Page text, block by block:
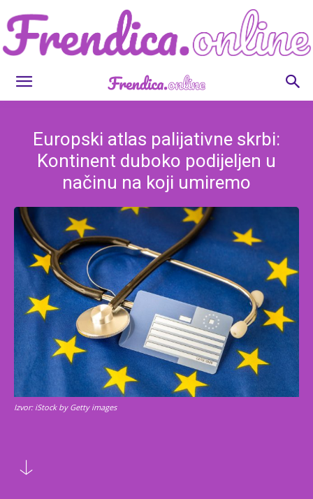
Frendica.online
Europski atlas palijativne skrbi:
Kontinent duboko podijeljen u
načinu na koji umiremo
Izvor: iStock by Getty images